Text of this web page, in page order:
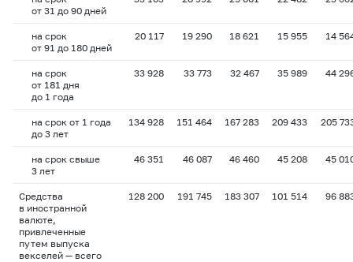
от 31 до 90 дней
на срок
от 91 до 180 дней
20 117 19 290 18 621 15 955 14
на срок
от 181 дня
до 1 года
33 928 33 773 32 467 35 989 44
на срок от 1 года
до 3 лет
134 928 151 464 167 283 209 433 205
на срок свыше
3 лет
46 351 46 087 46 460 45 208 45
Средства
в иностранной
валюте,
привлеченные
путем выпуска
векселей — всего
128 200 191 745 183 307 101 514 96